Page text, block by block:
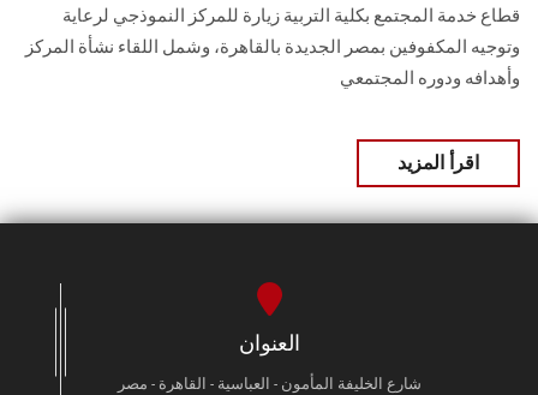
سجل الان
قطاع خدمة المجتمع بكلية التربية زيارة للمركز النموذجي لرعاية
وتوجيه المكفوفين بمصر الجديدة بالقاهرة، وشمل اللقاء نشأة المركز
وأهدافه ودوره المجتمعي
اقرأ المزيد
العنوان
شارع الخليفة المأمون - العباسية - القاهرة - مصر